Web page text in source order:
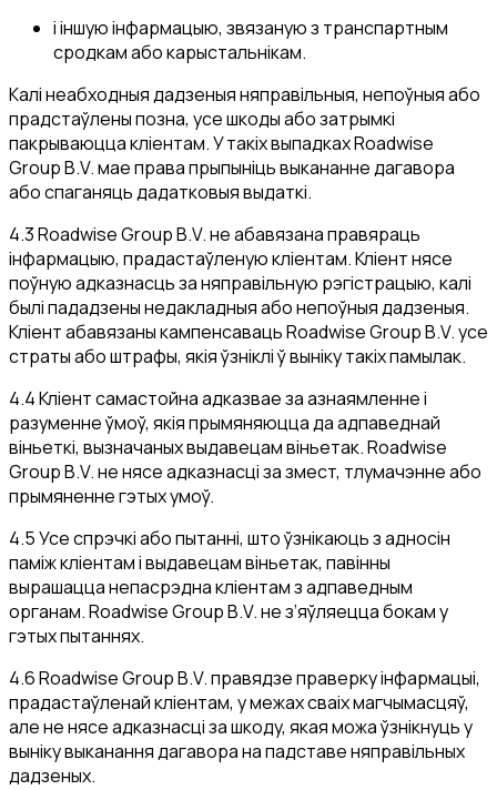
і іншую інфармацыю, звязаную з транспартным
сродкам або карыстальнікам.
Калі неабходныя дадзеныя няправільныя, непоўныя або
прадстаўлены позна, усе шкоды або затрымкі
пакрываюцца кліентам. У такіх выпадках Roadwise
Group B.V. мае права прыпыніць выкананне дагавора
або спаганяць дадатковыя выдаткі.
4.3 Roadwise Group B.V. не абавязана правяраць
інфармацыю, прадастаўленую кліентам. Кліент нясе
поўную адказнасць за няправільную рэгістрацыю, калі
былі пададзены недакладныя або непоўныя дадзеныя.
Кліент абавязаны кампенсаваць Roadwise Group B.V. усе
страты або штрафы, якія ўзніклі ў выніку такіх памылак.
4.4 Кліент самастойна адказвае за азнаямленне і
разуменне ўмоў, якія прымяняюцца да адпаведнай
віньеткі, вызначаных выдавецам віньетак. Roadwise
Group B.V. не нясе адказнасці за змест, тлумачэнне або
прымяненне гэтых умоў.
4.5 Усе спрэчкі або пытанні, што ўзнікаюць з адносін
паміж кліентам і выдавецам віньетак, павінны
вырашацца непасрэдна кліентам з адпаведным
органам. Roadwise Group B.V. не з’яўляецца бокам у
гэтых пытаннях.
4.6 Roadwise Group B.V. правядзе праверку інфармацыі,
прадастаўленай кліентам, у межах сваіх магчымасцяў,
але не нясе адказнасці за шкоду, якая можа ўзнікнуць у
выніку выканання дагавора на падставе няправільных
дадзеных.